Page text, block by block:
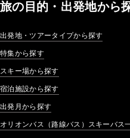
旅の目的・出発地から
出発地・ツアータイプから探す
特集から探す
スキー場から探す
宿泊施設から探す
出発月から探す
オリオンバス（路線バス）スキーバス